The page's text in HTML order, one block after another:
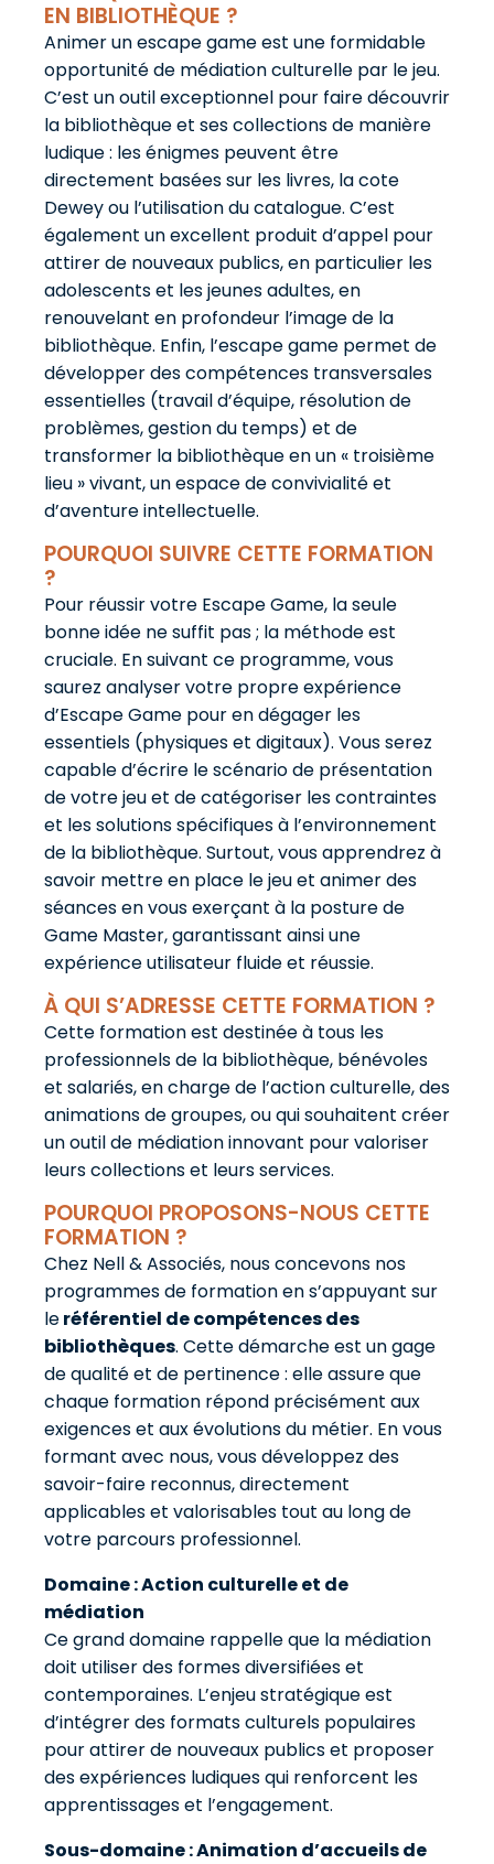
EN BIBLIOTHÈQUE ?
Animer un escape game est une formidable
opportunité de médiation culturelle par le jeu.
C’est un outil exceptionnel pour faire découvrir
la bibliothèque et ses collections de manière
ludique : les énigmes peuvent être
directement basées sur les livres, la cote
Dewey ou l’utilisation du catalogue. C’est
également un excellent produit d’appel pour
attirer de nouveaux publics, en particulier les
adolescents et les jeunes adultes, en
renouvelant en profondeur l’image de la
bibliothèque. Enfin, l’escape game permet de
développer des compétences transversales
essentielles (travail d’équipe, résolution de
problèmes, gestion du temps) et de
transformer la bibliothèque en un « troisième
lieu » vivant, un espace de convivialité et
d’aventure intellectuelle.
POURQUOI SUIVRE CETTE FORMATION
?
Pour réussir votre Escape Game, la seule
bonne idée ne suffit pas ; la méthode est
cruciale. En suivant ce programme, vous
saurez analyser votre propre expérience
d’Escape Game pour en dégager les
essentiels (physiques et digitaux). Vous serez
capable d’écrire le scénario de présentation
de votre jeu et de catégoriser les contraintes
et les solutions spécifiques à l’environnement
de la bibliothèque. Surtout, vous apprendrez à
savoir mettre en place le jeu et animer des
séances en vous exerçant à la posture de
Game Master, garantissant ainsi une
expérience utilisateur fluide et réussie.
À QUI S’ADRESSE CETTE FORMATION ?
Cette formation est destinée à tous les
professionnels de la bibliothèque, bénévoles
et salariés, en charge de l’action culturelle, des
animations de groupes, ou qui souhaitent créer
un outil de médiation innovant pour valoriser
leurs collections et leurs services.
POURQUOI PROPOSONS-NOUS CETTE
FORMATION ?
Chez Nell & Associés, nous concevons nos
programmes de formation en s’appuyant sur
leréférentiel de compétences des
bibliothèques. Cette démarche est un gage
de qualité et de pertinence : elle assure que
chaque formation répond précisément aux
exigences et aux évolutions du métier. En vous
formant avec nous, vous développez des
savoir-faire reconnus, directement
applicables et valorisables tout au long de
votre parcours professionnel.
Domaine : Action culturelle et de
médiation
Ce grand domaine rappelle que la médiation
doit utiliser des formes diversifiées et
contemporaines. L’enjeu stratégique est
d’intégrer des formats culturels populaires
pour attirer de nouveaux publics et proposer
des expériences ludiques qui renforcent les
apprentissages et l’engagement.
Sous-domaine : Animation d’accueils de